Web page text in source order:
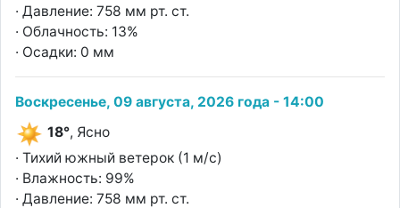
· Давление: 758 мм рт. ст.
· Облачность: 13%
· Осадки: 0 мм
Воскресенье, 09 августа, 2026 года - 14:00
18°, Ясно
· Тихий южный ветерок (1 м/с)
· Влажность: 99%
· Давление: 758 мм рт. ст.